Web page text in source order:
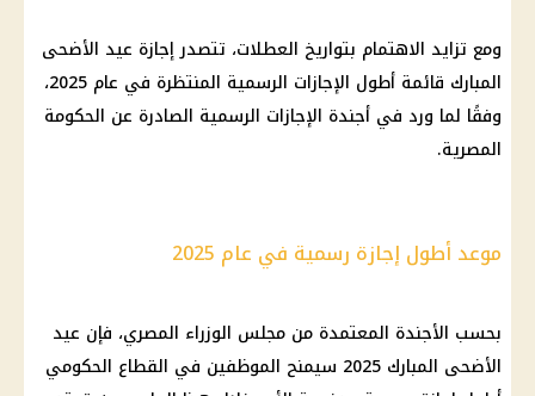
ومع تزايد الاهتمام بتواريخ العطلات، تتصدرإجازة عيد الأضحى
المبارك قائمة أطول الإجازات الرسمية
المنتظرة في عام 2025،
وفقًا لما ورد في أجندة الإجازات الرسمية الصادرة عن الحكومة
المصرية.
موعد أطول إجازة رسمية في عام 2025
بحسب الأجندة المعتمدة من مجلس الوزراء المصري، فإن عيد
الأضحى المبارك 2025
سيمنح الموظفين في القطاع الحكومي